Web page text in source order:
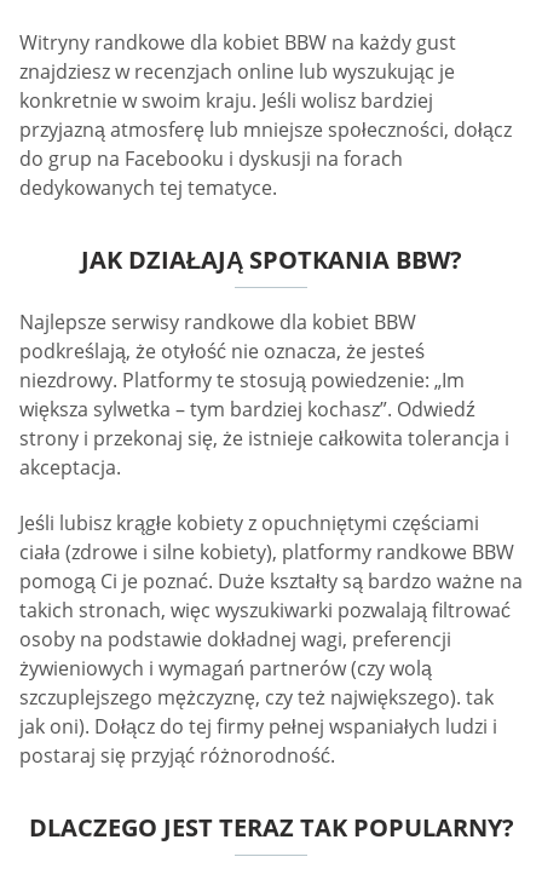
Witryny randkowe dla kobiet BBW na każdy gust
znajdziesz w recenzjach online lub wyszukując je
konkretnie w swoim kraju. Jeśli wolisz bardziej
przyjazną atmosferę lub mniejsze społeczności, dołącz
do grup na Facebooku i dyskusji na forach
dedykowanych tej tematyce.
JAK DZIAŁAJĄ SPOTKANIA BBW?
Najlepsze serwisy randkowe dla kobiet BBW
podkreślają, że otyłość nie oznacza, że ​​jesteś
niezdrowy. Platformy te stosują powiedzenie: „Im
większa sylwetka – tym bardziej kochasz”. Odwiedź
strony i przekonaj się, że istnieje całkowita tolerancja i
akceptacja.
Jeśli lubisz krągłe kobiety z opuchniętymi częściami
ciała (zdrowe i silne kobiety), platformy randkowe BBW
pomogą Ci je poznać. Duże kształty są bardzo ważne na
takich stronach, więc wyszukiwarki pozwalają filtrować
osoby na podstawie dokładnej wagi, preferencji
żywieniowych i wymagań partnerów (czy wolą
szczuplejszego mężczyznę, czy też największego). tak
jak oni). Dołącz do tej firmy pełnej wspaniałych ludzi i
postaraj się przyjąć różnorodność.
DLACZEGO JEST TERAZ TAK POPULARNY?